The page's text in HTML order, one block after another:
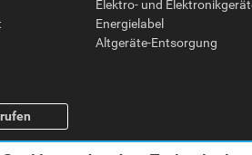
Elektro- und
Energielabel
Altgeräte-Entsorgung